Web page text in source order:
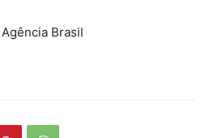
Brasil